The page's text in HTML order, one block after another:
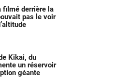
filmé derrière la
pas le voir
Kikai, du
un réservoir
géante